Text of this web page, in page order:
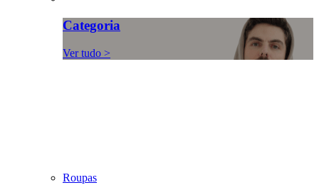
Categoria
Ver tudo >
Roupas